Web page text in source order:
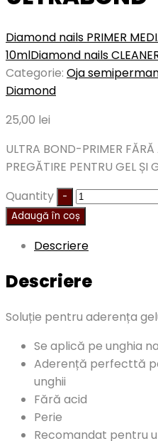
Diamond nails PRIMER
10mlDiamond nails
Categorie: Oja
Diamond
25,00 lei
ULTRA BOND-PRIMER
PREGĂTIRE PENTRU GEL ȘI
Quantity
Adaugă în coș
Descriere
Descriere
Soluție pentru aderența
Se aplică pe unghia
Aderență perfecttă
unghii
Fără acid
Perie
Recomandat pentru